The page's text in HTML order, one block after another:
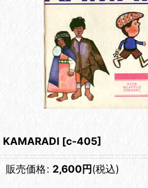
KAMARADI [c-405]
販売価格: 2,600円(税込)